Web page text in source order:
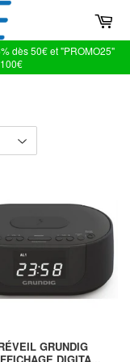
dès 50€ et "PROMO25"
GRUNDIG